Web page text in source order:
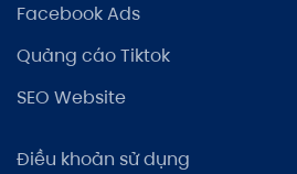
Facebook Ads
Quảng cáo Tiktok
SEO Website
Điều khoản sử dụng